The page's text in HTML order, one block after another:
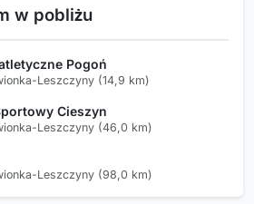
w pobliżu
Pogoń
Leszczyny (14,9 km)
Cieszyn
Leszczyny (46,0 km)
Leszczyny (98,0 km)